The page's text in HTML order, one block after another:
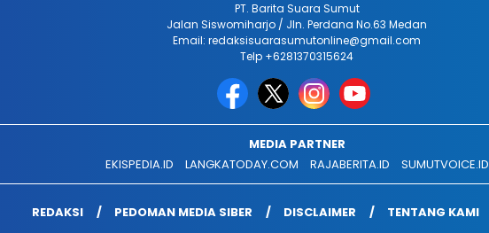
PT. Barita Suara Sumut
Jalan Siswomiharjo / Jln. Perdana No.63 Medan
Email: redaksisuarasumutonline@gmail.com
Telp +6281370315624
MEDIA PARTNER
EKISPEDIA.ID
LANGKATODAY.COM RAJABERITA.ID SUMUTVOICE.ID
REDAKSI PEDOMAN MEDIA SIBER DISCLAIMER TENTANG KAMI